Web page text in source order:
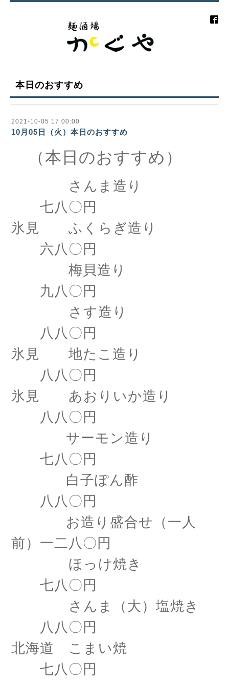
本日のおすすめ
2021-10-05 17:00:00
10月05日（火）本日のおすすめ
（本日のおすすめ）
さんま造り
七八〇円
氷見 ふくらぎ造り
六八〇円
梅貝造り
九八〇円
さす造り
八八〇円
氷見 地たこ造り
八八〇円
氷見 あおりいか造り
八八〇円
サーモン造り
七八〇円
白子ぽん酢
八八〇円
お造り盛合せ（一人
前）一二八〇円
ほっけ焼き
七八〇円
さんま（大）塩焼き
八八〇円
北海道 こまい焼
七八〇円